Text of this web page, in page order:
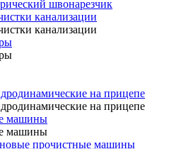
швонарезчик
канализации
канализации
на прицепе
на прицепе
машины
машины
прочистные машины